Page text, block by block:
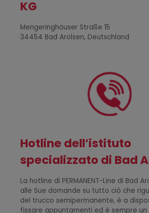
KG
Mengeringhäuser Straße 15
34454 Bad Arolsen, Deutschland
Hotline dell’istituto
specializzato di Bad
La hotline di PERMANENT-Line di Bad
alle Sue domande su tutto ciò che
del trucco semipermanente, è a
fissare appuntamenti ed è sempre